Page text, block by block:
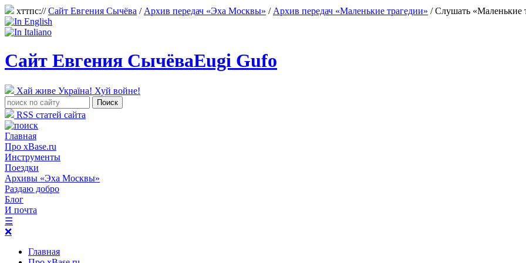
хттпс://Сайт Евгения Сычёва / Архив передач «Эха Москвы» / Архив передач «Маленькие трагедии» /Слушать «Маленькие
Сайт Евгения СычёваEugi Gufo
Хай живе Україна! Хуй войне!
RSS статей сайта
Главная
Про xBase.ru
Инструменты
Поездки
Архивы «Эха Москвы»
Раздаю добро
Блог
И почта
☰
❌
Главная